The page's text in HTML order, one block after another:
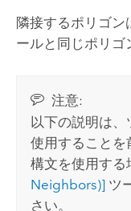
隣接するポリゴン
ールと同じポリゴ
注意:
以下の説明は
使用することを
構文を使用する
Neighbors)] ツ
さい。